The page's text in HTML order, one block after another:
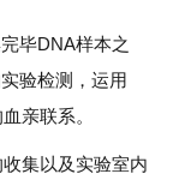
毕DNA样本之
验检测，运用
亲联系。
集以及实验室内